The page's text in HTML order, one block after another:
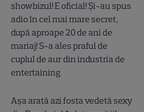
showbizul! E oficial! Și-au spus
adio în cel mai mare secret,
după aproape 20 de ani de
mariaj! S-a ales praful de
cuplul de aur din industria de
entertaining
Așa arată azi fosta vedetă sexy